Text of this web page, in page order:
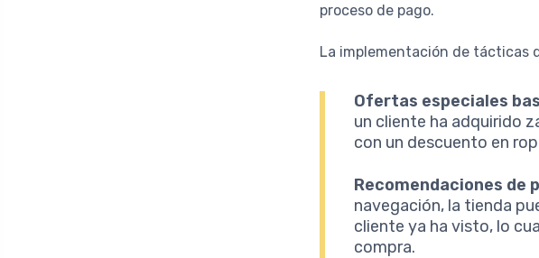
proceso de pago.
La implementación de tácticas
Ofertas especiales
un cliente ha adquirido
con un descuento en
Recomendaciones de
navegación, la tienda
cliente ya ha visto, lo
compra.